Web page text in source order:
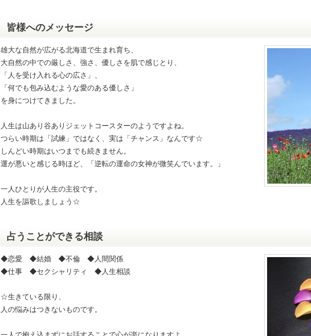
皆様へのメッセージ
雄大な自然が広がる北海道で生まれ育ち、
大自然の中での厳しさ、強さ、優しさを肌で感じとり、
「人を受け入れる心の広さ」、
「何でも包み込むような愛のある優しさ」
を身につけてきました。
人生は山あり谷ありジェットコースターのようですよね。
つらい時期は「試練」ではなく、実は「チャンス」なんです☆
しんどい時期はいつまでも続きません。
運が悪いと感じる時ほど、「逆転の運命の女神が微笑んでいます。」
一人ひとりが人生の主役です。
人生を謳歌しましょう☆
占うことができる相談
◆恋愛 ◆結婚 ◆不倫 ◆人間関係
◆仕事 ◆セクシャリティ ◆人生相談
☆生きている限り、
人の悩みはつきないものです。